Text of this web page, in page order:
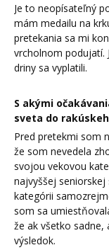
Je to neopísateľný
mám medailu na
pretekania sa mi
vrcholnom podujatí.
driny sa vyplatili.
S akými
sveta do
Pred pretekmi som
že som nevedela
svojou vekovou
najvyššej
kategórii
som sa
že ak všetko
výsledok.